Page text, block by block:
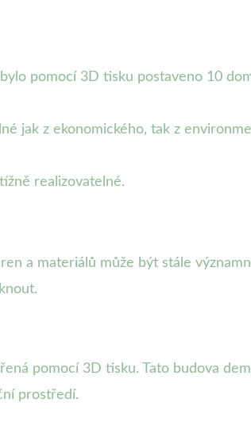
pomocí 3D tisku postaveno 10
jak z ekonomického, tak z
realizovatelné.
a materiálů může být stále
pomocí 3D tisku. Tato budova
prostředí.